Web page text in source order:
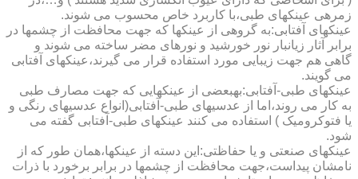
زمره­ی عینکهای طبی،با کاربرد خاص محسوب می شوند.
عینکهای آفتابی:به گروهی از عینکها که جهت محافظت از چشمها در
برابر آثار زیانبار نور خورشید و نورهای مضر ساخته می شوند و
گاهی هم جهت زیبایی مورد استفاده قرار می گیرند،عینکهای آفتابی
می گویند.
عینکهای طبی-آفتابی:به­بعضی از عینکهایی که جهت مصارف طبی
به کار می روند،اما از عدسیهای طبی-آفتابی(انواع عدسیهای رنگی و
یا فتوکرومیک ) استفاده می کنند عینکهای طبی-آفتابی گفته می
شود.
عینکهای صنعتی و یا حفاظتی:این دسته از عینکها،همان طور که از
نامشان پیداست،جهت محافظت از چشمها در برابر برخورد با ذرات